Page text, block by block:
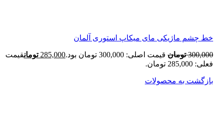
خط چشم ماژیکی مای میکاپ استوری آلمان
300,000 تومان قیمت اصلی: 300,000 تومان بود. 285,000 تومانقیمت
فعلی: 285,000 تومان.
بازگشت به محصولات